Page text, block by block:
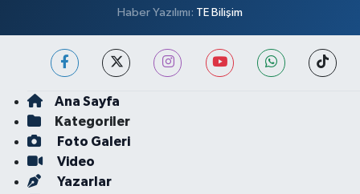
Haber Yazılımı: TE Bilişim
Ana Sayfa
Kategoriler
Foto Galeri
Video
Yazarlar